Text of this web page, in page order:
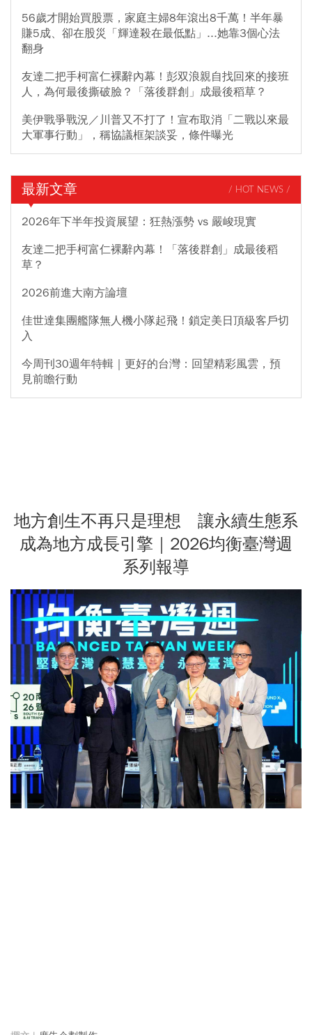
56歲才開始買股票，家庭主婦8年滾出8千萬！半年暴
賺5成、卻在股災「輝達殺在最低點」...她靠3個心法
翻身
友達二把手柯富仁裸辭內幕！彭双浪親自找回來的接班
人，為何最後撕破臉？「落後群創」成最後稻草？
美伊戰爭戰況／川普又不打了！宣布取消「二戰以來最
大軍事行動」，稱協議框架談妥，條件曝光
最新文章 / HOT NEWS /
2026年下半年投資展望：狂熱漲勢 vs 嚴峻現實
友達二把手柯富仁裸辭內幕！「落後群創」成最後稻
草？
2026前進大南方論壇
佳世達集團艦隊無人機小隊起飛！鎖定美日頂級客戶切
入
今周刊30週年特輯｜更好的台灣：回望精彩風雲，預
見前瞻行動
地方創生不再只是理想 讓永續生態系
成為地方成長引擎｜2026均衡臺灣週
系列報導